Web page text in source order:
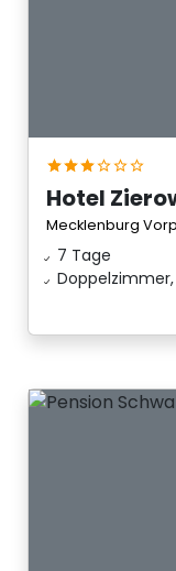
Hotel
Mecklenburg
7 Tage